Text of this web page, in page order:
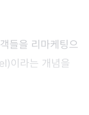
들을 리마케팅으
이라는 개념을